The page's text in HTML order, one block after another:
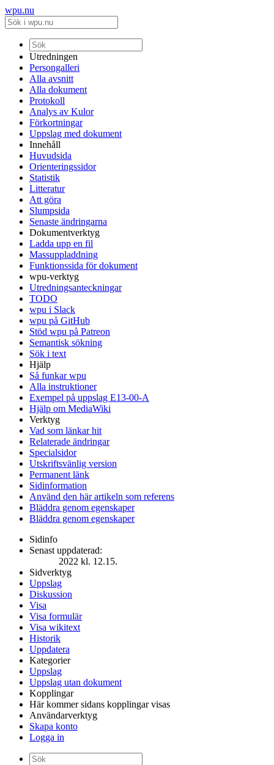
wpu.nu
Utredningen
Persongalleri
Alla avsnitt
Alla dokument
Protokoll
Analys av Kulor
Förkortningar
Uppslag med dokument
Innehåll
Huvudsida
Orienteringssidor
Statistik
Litteratur
Att göra
Slumpsida
Senaste ändringarna
Dokumentverktyg
Ladda upp en fil
Massuppladdning
Funktionssida för dokument
wpu-verktyg
Utredningsanteckningar
TODO
wpu i Slack
wpu på GitHub
Stöd wpu på Patreon
Semantisk sökning
Sök i text
Hjälp
Så funkar wpu
Alla instruktioner
Exempel på uppslag E13-00-A
Hjälp om MediaWiki
Verktyg
Vad som länkar hit
Relaterade ändringar
Specialsidor
Utskriftsvänlig version
Permanent länk
Sidinformation
Använd den här artikeln som referens
Bläddra genom egenskaper
Bläddra genom egenskaper
Sidinfo
Senast uppdaterad:
2022 kl. 12.15.
Sidverktyg
Uppslag
Diskussion
Visa
Visa formulär
Visa wikitext
Historik
Uppdatera
Kategorier
Uppslag
Uppslag utan dokument
Kopplingar
Här kommer sidans kopplingar visas
Användarverktyg
Skapa konto
Logga in